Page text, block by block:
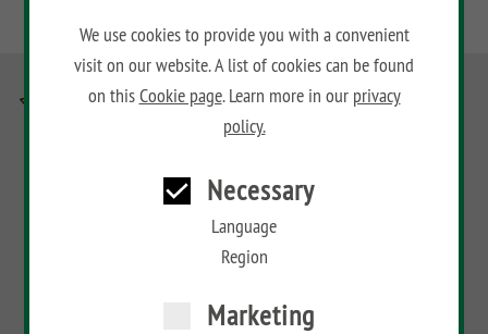
We use cookies to provide you with a convenient
visit on our website. A list of cookies can be found
on thisCookie page. Learn more in our privacy
policy.
Necessary
Language
Region
Marketing